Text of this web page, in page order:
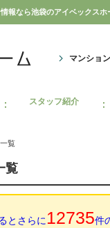
報なら池袋のアイベックスホ
マンショ
スタッフ紹介
覧
覧
とさらに 12735件